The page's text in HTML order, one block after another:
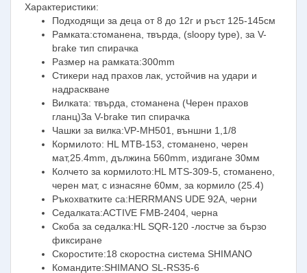
Характеристики:
Подходящи за деца от 8 до 12г и ръст 125-145см
Рамката:стоманена, твърда, (sloopy type), за V-
brake тип спирачка
Размер на рамката:300mm
Стикери над прахов лак, устойчив на удари и
надраскване
Вилката: твърда, стоманена (Черен прахов
гланц)За V-brake тип спирачка
Чашки за вилка:VP-MH501, външни 1,1/8
Кормилото: HL MTB-153, стоманено, черен
мат,25.4mm, дължина 560mm, издигане 30мм
Колчето за кормилото:HL MTS-309-5, стоманено,
черен мат, с изнасяне 60мм, за кормило (25.4)
Ръкохватките са:HERRMANS UDE 92A, черни
Седалката:ACTIVE FMB-2404, черна
Скоба за седалка:HL SQR-120 -лостче за бързо
фиксиране
Скоростите:18 скоростна система SHIMANO
Командите:SHIMANO SL-RS35-6